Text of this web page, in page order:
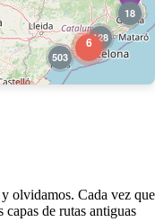
olvidamos. Cada vez que
de rutas antiguas